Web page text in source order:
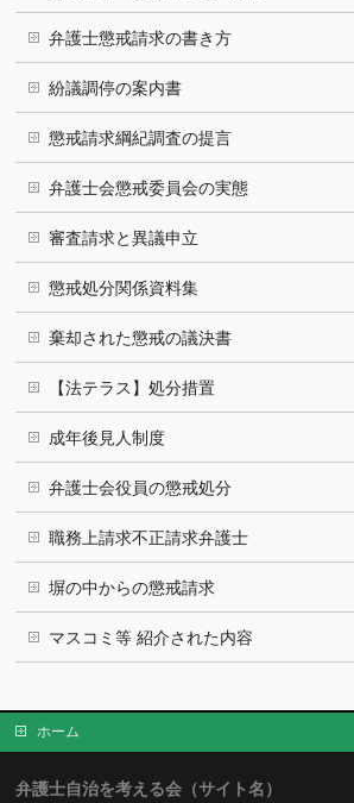
弁護士懲戒請求の書き方
紛議調停の案内書
懲戒請求綱紀調査の提言
弁護士会懲戒委員会の実態
審査請求と異議申立
懲戒処分関係資料集
棄却された懲戒の議決書
【法テラス】処分措置
成年後見人制度
弁護士会役員の懲戒処分
職務上請求不正請求弁護士
塀の中からの懲戒請求
マスコミ等 紹介された内容
ホーム
弁護士自治を考える会（サイト名）